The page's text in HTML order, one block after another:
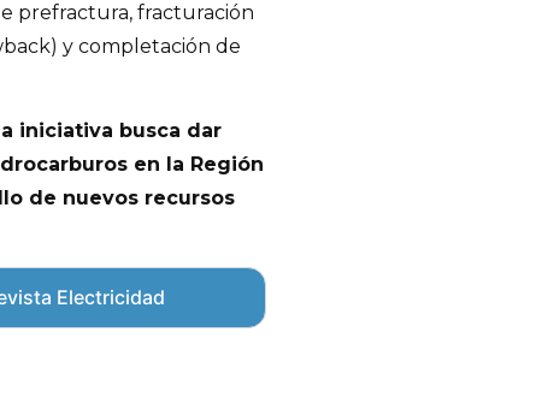
prefractura, fracturación
y completación de
la iniciativa busca dar
en la Región
de nuevos recursos
Electricidad